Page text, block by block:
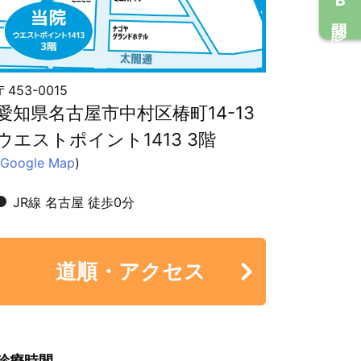
453-0015
知県名古屋市中村区椿町14-13
エストポイント1413 3階
Google Map)
JR線 名古屋 徒歩0分
道順・アクセス